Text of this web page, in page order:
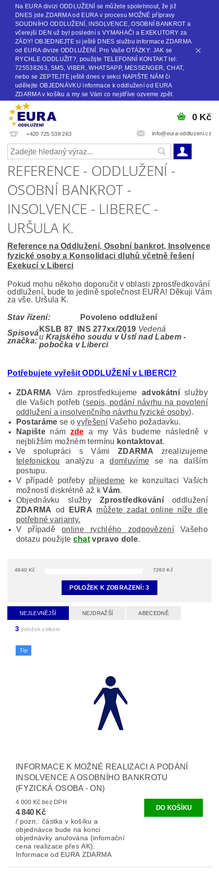
Na EURA divizi ODDLUŽENÍ se můžete spolehnout, že již
DNES jste ZDARMA od EURA v procesu MOŽNÉ přípravy
SOUDNÍHO ODDLUŽENÍ, INSOLVENCE, OSOBNÍ BANKROT a
včerejší DEN už byl poslední s VYMAHAČI a EXEKUTORY za
ZÁDY! OBJEDNEJTE si ještě DNES službu informace ZDARMA
od EURA divize ODDLUŽENÍ. Pro Vaše OTÁZKY: JAK se
RYCHLE ODDLUŽIT?, použijte TELEFONNÍ KONTAKT tel:
725538263, SMS, VIBER, WHATSAPP, MESSENGER, CHAT,
nebo se ZEPTEJTE ještě dnes v sekci NAPIŠTE NÁM či
udělejte OBJEDNÁVKU informace k oddlužení od EURA
ZDARMA v košíku a my se Vám co nejdříve ozveme zpět.
+420 725 538 263 info@eura-oddluzeni.cz
0 Kč
REFERENCE - ODDLUŽENÍ -
OSOBNÍ BANKROT -
INSOLVENCE - LIBEREC -
URŠULA K.
Reference na Oddlužení, Osobní bankrot, Insolvence
fyzické osoby a Konsolidaci dluhů včetně řešení
Exekucí v Liberci
Pokud mohu někoho doporučit v oblasti zprostředkování
oddlužení, bude to jedině společnost EURA! Děkuji Vám
za vše. Uršula K.
Stav řízení:
Povoleno oddlužení
Spisová
značka:
KSLB 87 INS 277xx/2019 Vedená
u Krajského soudu v Ústí nad Labem -
pobočka v Liberci
Potřebujete vyřešit ODDLUŽENÍ v LIBERCI?
ZDARMA Vám zprostředkujeme advokátníslužby
dle Vašich potřeb (sepis, podání návrhu na povolení
oddlužení a insolvenčního návrhu fyzické osoby).
Postaráme se ovyřešeníVašeho požadavku.
Napištenám zde a my Vás budeme následně v
nejbližším možném termínu kontaktovat.
Ve spolupráci s Vámi ZDARMA zrealizujeme
telefonickou analýzu adomluvíme se na dalším
postupu.
V případě potřeby přijedeme ke konzultaci Vašich
možností diskrétně až kVám.
Objednávku služby
Zprostředkováníoddlužení
ZDARMA od EURA můžete zadat online níže dle
potřebné varianty.
V případěonline rychlého zodpovězení Vašeho
dotazu použijte chatvpravo dole.
4840 Kč 7260 Kč
POLOŽEK K ZOBRAZENÍ:3
NEJLEVNĚJŠÍ NEJDRAŽŠÍ ABECEDNĚ
3 položek celkem
Tip
INFORMACE K MOŽNÉ REALIZACI A PODÁNÍ
INSOLVENCE A OSOBNÍHO BANKROTU
(FYZICKÁ OSOBA - ON)
4 000 Kč bez DPH
4 840 Kč
/ pozn.: částka v košíku a
objednávce bude na konci
objednávky anulována (infomační
cena realizace přes AK).
Informace od EURA ZDARMA